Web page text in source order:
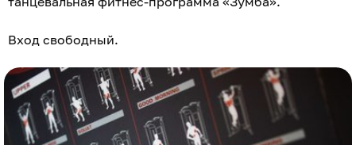
Вход свободный.